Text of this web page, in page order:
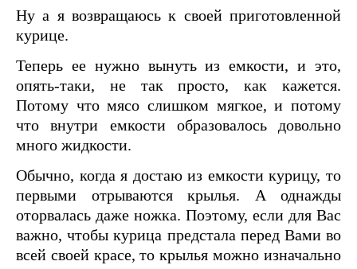
Ну а я возвращаюсь к своей приготовленной
курице.
Теперь ее нужно вынуть из емкости, и это,
опять-таки, не так просто, как кажется.
Потому что мясо слишком мягкое, и потому
что внутри емкости образовалось довольно
много жидкости.
Обычно, когда я достаю из емкости курицу, то
первыми отрываются крылья. А однажды
оторвалась даже ножка. Поэтому, если для Вас
важно, чтобы курица предстала перед Вами во
всей своей красе, то крылья можно изначально